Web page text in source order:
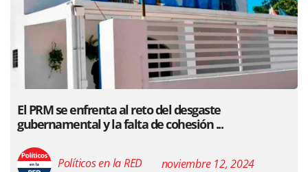
El PRM se enfrenta al reto del desgaste
gubernamental y la falta de cohesión ...
Políticos en la RED noviembre 12, 2024